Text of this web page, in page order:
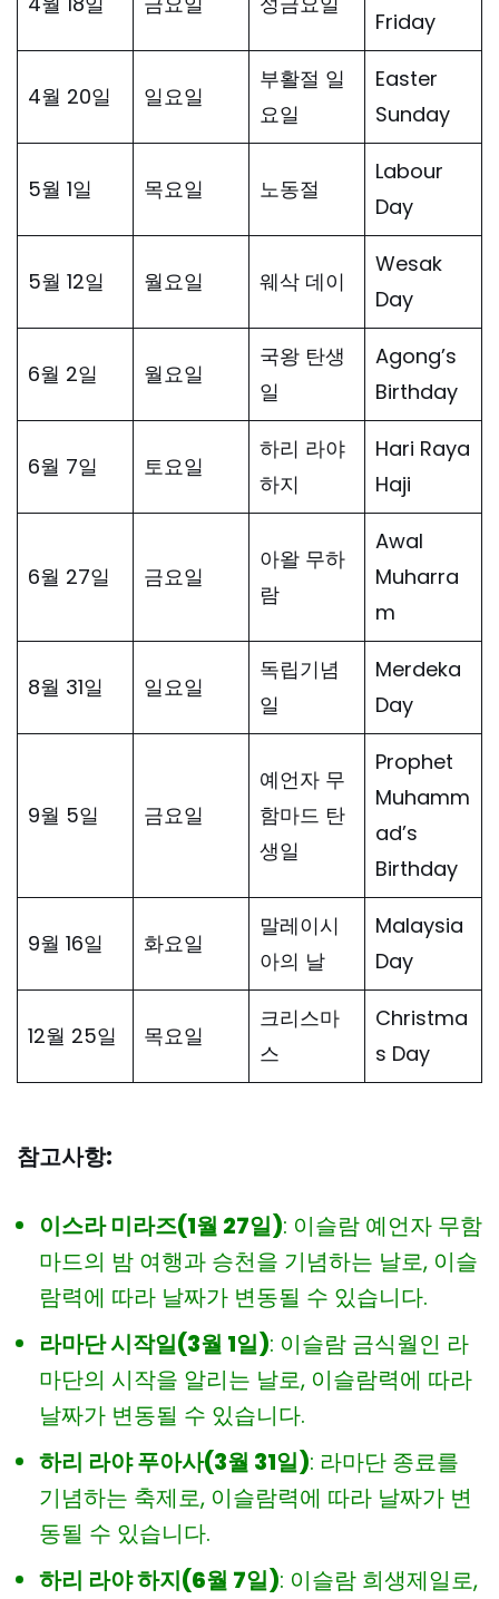
Friday
4월 20일 일요일
부활절 일
요일
Easter
Sunday
5월 1일 목요일 노동절
Labour
Day
5월 12일 월요일 웨삭 데이
Wesak
Day
6월 2일 월요일
국왕 탄생
일
Agong’s
Birthday
6월 7일 토요일
하리 라야
하지
Hari Raya
Haji
6월 27일 금요일
아왈 무하
람
Awal
Muharra
m
8월 31일 일요일
독립기념
일
Merdeka
Day
9월 5일 금요일
예언자 무
함마드 탄
생일
Prophet
Muhamm
ad’s
Birthday
9월 16일 화요일
말레이시
아의 날
Malaysia
Day
12월 25일 목요일
크리스마
스
Christma
s Day
참고사항:
이스라 미라즈(1월 27일): 이슬람 예언자 무함
마드의 밤 여행과 승천을 기념하는 날로, 이슬
람력에 따라 날짜가 변동될 수 있습니다.
라마단 시작일(3월 1일): 이슬람 금식월인 라
마단의 시작을 알리는 날로, 이슬람력에 따라
날짜가 변동될 수 있습니다.
하리 라야 푸아사(3월 31일): 라마단 종료를
기념하는 축제로, 이슬람력에 따라 날짜가 변
동될 수 있습니다.
하리 라야 하지(6월 7일): 이슬람 희생제일로,